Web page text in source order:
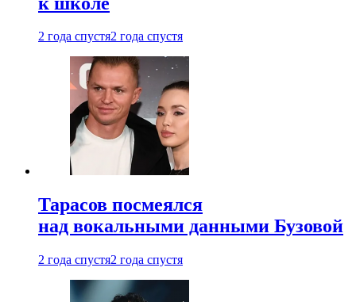
2 года спустя2 года спустя
Тарасов посмеялся
над вокальными данными Бузовой
2 года спустя2 года спустя